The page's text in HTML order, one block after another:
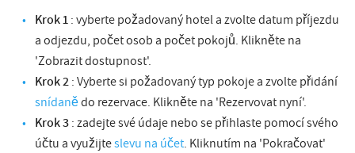
Krok 1: vyberte požadovaný hotel a zvolte datum příjezdu
a odjezdu, počet osob a počet pokojů. Klikněte na
'Zobrazit dostupnost'.
Krok 2: Vyberte si požadovaný typ pokoje a zvolte přidání
snídanědo rezervace. Klikněte na 'Rezervovat nyní'.
Krok 3: zadejte své údaje nebo se přihlaste pomocí svého
účtu a využijteslevu na účet. Kliknutím na 'Pokračovat'